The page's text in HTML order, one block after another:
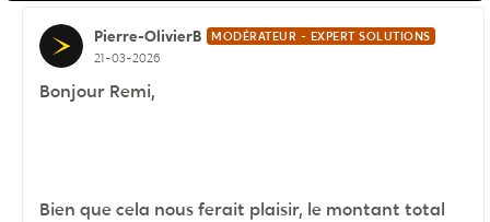
Pierre-OlivierB MODÉRATEUR - EXPERT SOLUTIONS
21-03-2026
Bonjour Remi,
Bien que cela nous ferait plaisir, le montant total